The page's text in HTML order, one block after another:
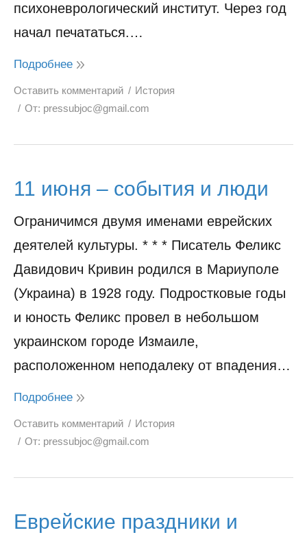
психоневрологический институт. Через год
начал печататься.…
Подробнее
Оставить комментарий
История
От: pressubjoc@gmail.com
11 июня – события и люди
Ограничимся двумя именами еврейских
деятелей культуры. * * * Писатель Феликс
Давидович Кривин родился в Мариуполе
(Украина) в 1928 году. Подростковые годы
и юность Феликс провел в небольшом
украинском городе Измаиле,
расположенном неподалеку от впадения…
Подробнее
Оставить комментарий
История
От: pressubjoc@gmail.com
Еврейские праздники и